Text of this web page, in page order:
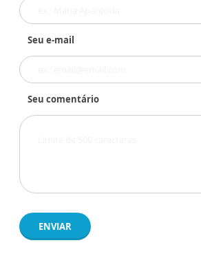
Seu e-mail
Seu comentário
ENVIAR